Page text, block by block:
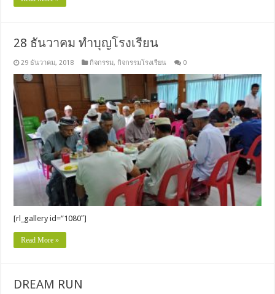
28 ธันวาคม ทำบุญโรงเรียน
29 ธันวาคม, 2018 กิจกรรม, กิจกรรมโรงเรียน 0
[rl_gallery id=”1080″]
Read More »
DREAM RUN